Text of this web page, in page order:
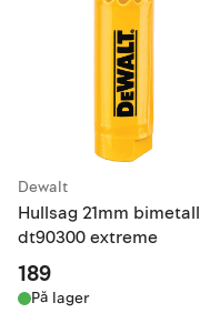
Dewalt
Hullsag 21mm bimetall
dt90300 extreme
189
På lager